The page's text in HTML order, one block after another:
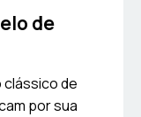
de
clássico de
por sua